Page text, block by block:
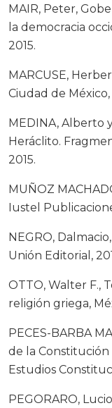
MAIR, Peter,
la democracia
2015.
MARCUSE,
Ciudad de
MEDINA, Alberto
Heráclito.
2015.
MUÑOZ
Iustel
NEGRO,
Unión Editorial,
OTTO, Walter F.,
religión griega,
PECES-BARBA
de la Constitución
Estudios
PEGORARO,